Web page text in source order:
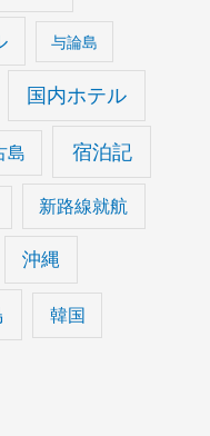
与論島
国内ホテル
島 宿泊記
新路線就航
沖縄
韓国